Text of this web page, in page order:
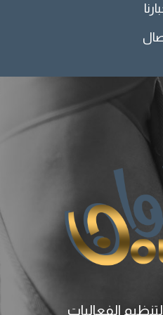
الفعاليات